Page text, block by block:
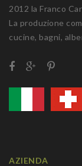
2012 la Franco
La produzione
cucine, bagni,
AZIENDA